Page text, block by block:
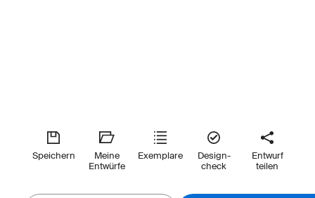
Speichern
Meine
Entwürfe
Exemplare
Design-
check
Entwurf
teilen